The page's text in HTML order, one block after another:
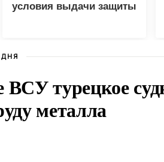
условия выдачи защиты
турецкое
металла